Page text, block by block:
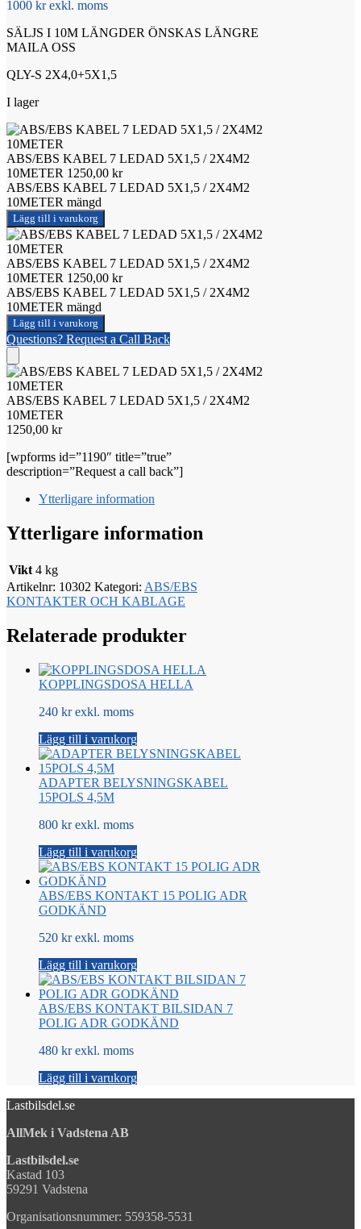
1000 kr exkl. moms
SÄLJS I 10M LÄNGDER ÖNSKAS LÄNGRE
MAILA OSS
QLY-S 2X4,0+5X1,5
I lager
ABS/EBS KABEL 7 LEDAD 5X1,5 / 2X4M2
10METER 1250,00 kr
ABS/EBS KABEL 7 LEDAD 5X1,5 / 2X4M2
10METER mängd
Lägg till i varukorg
ABS/EBS KABEL 7 LEDAD 5X1,5 / 2X4M2
10METER 1250,00 kr
ABS/EBS KABEL 7 LEDAD 5X1,5 / 2X4M2
10METER mängd
Lägg till i varukorg
Questions? Request a Call Back
ABS/EBS KABEL 7 LEDAD 5X1,5 / 2X4M2
10METER
1250,00 kr
[wpforms id=”1190″ title=”true”
description=”Request a call back”]
Ytterligare information
Ytterligare information
Vikt 4 kg
Artikelnr: 10302 Kategori: ABS/EBS
KONTAKTER OCH KABLAGE
Relaterade produkter
KOPPLINGSDOSA HELLA
240 kr exkl. moms
Lägg till i varukorg
ADAPTER BELYSNINGSKABEL
15POLS 4,5M
800 kr exkl. moms
Lägg till i varukorg
ABS/EBS KONTAKT 15 POLIG ADR
GODKÄND
520 kr exkl. moms
Lägg till i varukorg
ABS/EBS KONTAKT BILSIDAN 7
POLIG ADR GODKÄND
480 kr exkl. moms
Lägg till i varukorg
Lastbilsdel.se
AllMek i Vadstena AB
Lastbilsdel.se
Kastad 103
59291 Vadstena
Organisationsnummer: 559358-5531